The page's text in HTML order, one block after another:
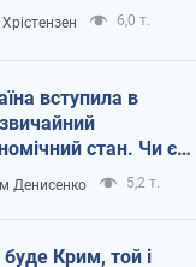
6,0 т.
вступила в
стан. Чи є
вкінці тунелю?
Денисенко 5,2 т.
Крим, той і